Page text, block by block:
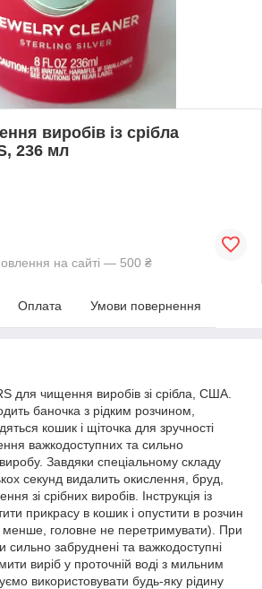
виробів із срібла
236 мл
на сайті — 500 ₴
Оплата Умови повернення
для чищення виробів зі срібла, США.
баночка з рідким розчином,
кошик і щіточка для зручності
важкодоступних та сильно
Завдяки спеціальному складу
секунд видалить окислення, бруд,
зі срібних виробів. Інструкція із
прикрасу в кошик і опустити в розчин
головне не перетримувати). При
сильно забруднені та важкодоступні
виріб у проточній воді з мильним
використовувати будь-яку рідину